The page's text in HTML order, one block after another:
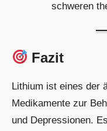
schweren
Fazit
Lithium ist eines der
Medikamente zur
und Depressionen.